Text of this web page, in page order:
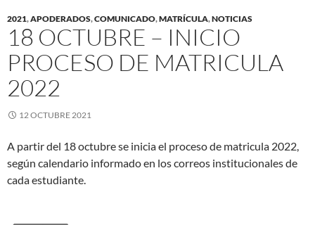
2021,APODERADOS,COMUNICADO,MATRÍCULA,NOTICIAS
18 OCTUBRE – INICIO
PROCESO DE MATRICULA
2022
12 OCTUBRE 2021
A partir del 18 octubre se inicia el proceso de matricula 2022,
según calendario informado en los correos institucionales de
cada estudiante.